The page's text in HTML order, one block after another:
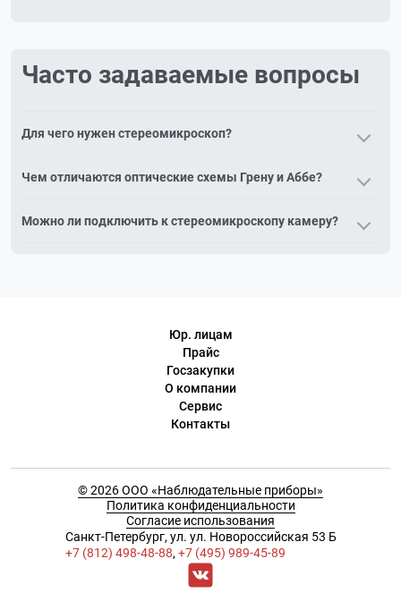
Часто задаваемые вопросы
Для чего нужен стереомикроскоп?
и большое рабочее расстояние. Применяется для осмотра и
насекомых, минералов, плат, ювелирных изделий, деталей
Чем отличаются оптические схемы Грену и Аббе?
классическая надёжная схема. Аббе (CMO) — общий
Можно ли подключить к стереомикроскопу камеру?
Юр. лицам
Прайс
Госзакупки
О компании
Сервис
Контакты
© 2026 ООО «Наблюдательные приборы»
Политика конфиденциальности
Согласие использования
Cанкт-Петербург, ул. ул. Новороссийская 53 Б
+7 (812) 498-48-88, +7 (495) 989-45-89